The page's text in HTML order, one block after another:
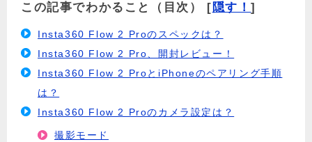
この記事でわかること（目次） [ 隠す！]
Insta360 Flow 2 Proのスペックは？
Insta360 Flow 2 Pro、開封レビュー！
Insta360 Flow 2 ProとiPhoneのペアリング手順
は？
Insta360 Flow 2 Proのカメラ設定は？
撮影モード